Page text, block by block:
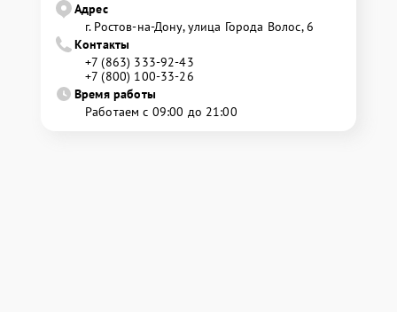
Адрес
г. Ростов-на-Дону, улица Города Волос, 6
Контакты
+7 (863) 333-92-43
+7 (800) 100-33-26
Время работы
Работаем с 09:00 до 21:00